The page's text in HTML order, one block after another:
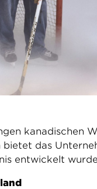
kanadischen
das
entwickelt